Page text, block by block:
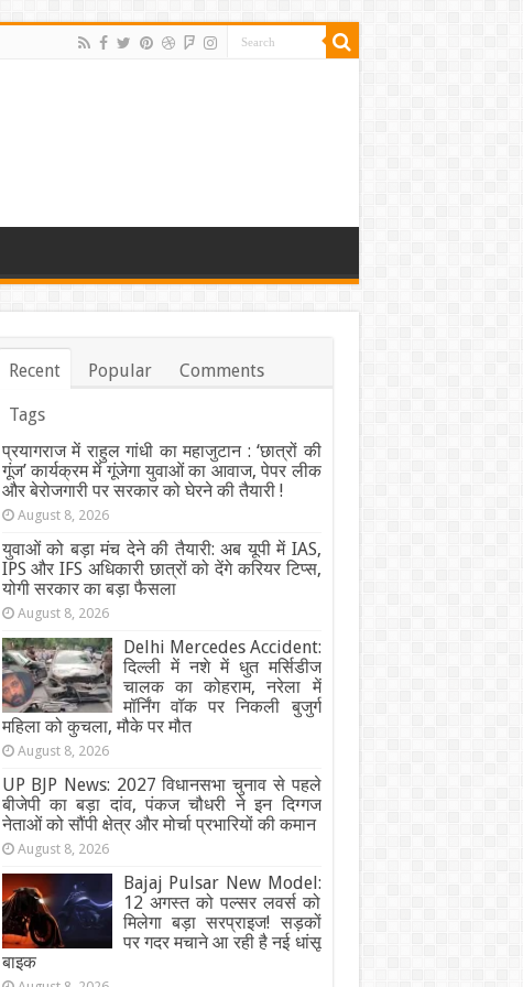
Recent Popular Comments
Tags
प्रयागराज में राहुल गांधी का महाजुटान : ‘छात्रों की
गूंज’ कार्यक्रम में गूंजेगा युवाओं का आवाज, पेपर लीक
और बेरोजगारी पर सरकार को घेरने की तैयारी !
August 8, 2026
युवाओं को बड़ा मंच देने की तैयारी: अब यूपी में IAS,
IPS और IFS अधिकारी छात्रों को देंगे करियर टिप्स,
योगी सरकार का बड़ा फैसला
August 8, 2026
Delhi Mercedes Accident:
दिल्ली में नशे में धुत मर्सिडीज
चालक का कोहराम, नरेला में
मॉर्निंग वॉक पर निकली बुजुर्ग
महिला को कुचला, मौके पर मौत
August 8, 2026
UP BJP News: 2027 विधानसभा चुनाव से पहले
बीजेपी का बड़ा दांव, पंकज चौधरी ने इन दिग्गज
नेताओं को सौंपी क्षेत्र और मोर्चा प्रभारियों की कमान
August 8, 2026
Bajaj Pulsar New Model:
12 अगस्त को पल्सर लवर्स को
मिलेगा बड़ा सरप्राइज! सड़कों
पर गदर मचाने आ रही है नई धांसू
बाइक